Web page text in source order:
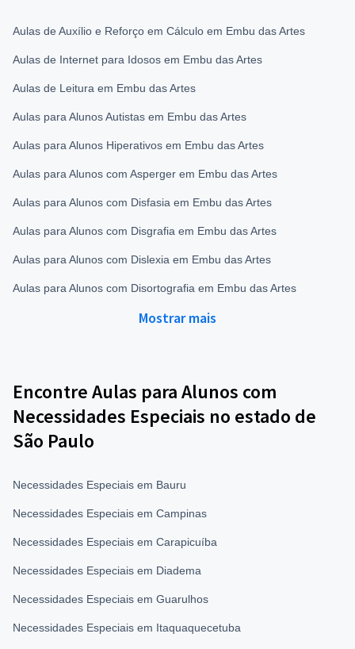
Aulas de Auxílio e Reforço em Cálculo em Embu das Artes
Aulas de Internet para Idosos em Embu das Artes
Aulas de Leitura em Embu das Artes
Aulas para Alunos Autistas em Embu das Artes
Aulas para Alunos Hiperativos em Embu das Artes
Aulas para Alunos com Asperger em Embu das Artes
Aulas para Alunos com Disfasia em Embu das Artes
Aulas para Alunos com Disgrafia em Embu das Artes
Aulas para Alunos com Dislexia em Embu das Artes
Aulas para Alunos com Disortografia em Embu das Artes
Mostrar mais
Encontre Aulas para Alunos com
Necessidades Especiais no estado de
São Paulo
Necessidades Especiais em Bauru
Necessidades Especiais em Campinas
Necessidades Especiais em Carapicuíba
Necessidades Especiais em Diadema
Necessidades Especiais em Guarulhos
Necessidades Especiais em Itaquaquecetuba